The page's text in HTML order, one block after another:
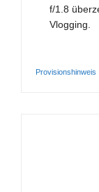
f/1.8
Vlogging.
Provisionshinweis